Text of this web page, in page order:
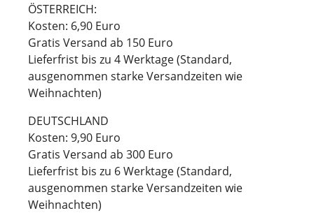
ÖSTERREICH:
Kosten: 6,90 Euro
Gratis Versand ab 150 Euro
Lieferfrist bis zu 4 Werktage (Standard,
ausgenommen starke Versandzeiten wie
Weihnachten)
DEUTSCHLAND
Kosten: 9,90 Euro
Gratis Versand ab 300 Euro
Lieferfrist bis zu 6 Werktage (Standard,
ausgenommen starke Versandzeiten wie
Weihnachten)